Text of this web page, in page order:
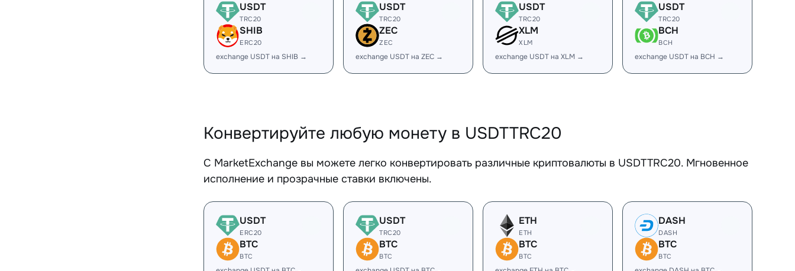
USDT
TRC20
SHIB
ERC20
exchange USDT на SHIB →
USDT
TRC20
ZEC
ZEC
exchange USDT на ZEC →
USDT
TRC20
XLM
XLM
exchange USDT на XLM →
USDT
TRC20
BCH
BCH
exchange USDT на BCH →
Конвертируйте любую монету в USDTTRC20
С MarketExchange вы можете легко конвертировать различные криптовалюты в USDTTRC20. Мгновенное
исполнение и прозрачные ставки включены.
USDT
ERC20
BTC
BTC
USDT
TRC20
BTC
BTC
ETH
ETH
BTC
BTC
DASH
DASH
BTC
BTC